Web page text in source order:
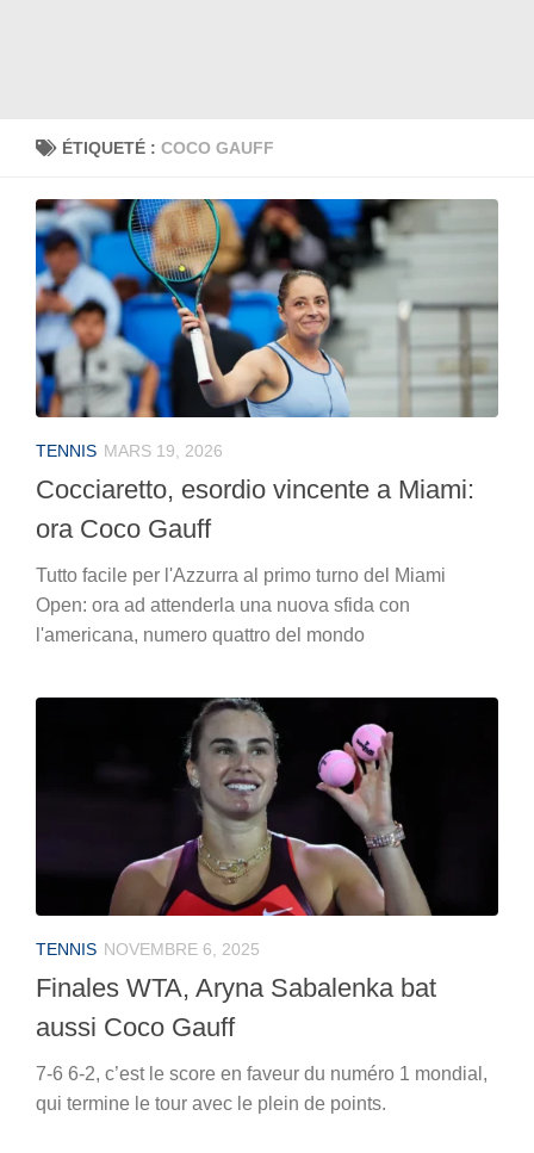
ÉTIQUETÉ : COCO GAUFF
TENNIS MARS 19, 2026
Cocciaretto, esordio vincente a Miami:
ora Coco Gauff
Tutto facile per l'Azzurra al primo turno del Miami
Open: ora ad attenderla una nuova sfida con
l'americana, numero quattro del mondo
TENNIS NOVEMBRE 6, 2025
Finales WTA, Aryna Sabalenka bat
aussi Coco Gauff
7-6 6-2, c’est le score en faveur du numéro 1 mondial,
qui termine le tour avec le plein de points.